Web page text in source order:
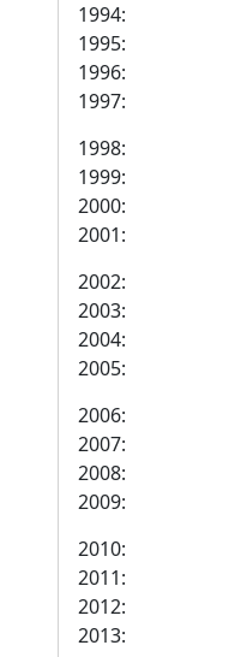
1994:
1995:
1996:
1997:
1998:
1999:
2000:
2001:
2002:
2003:
2004:
2005:
2006:
2007:
2008:
2009:
2010:
2011:
2012:
2013: